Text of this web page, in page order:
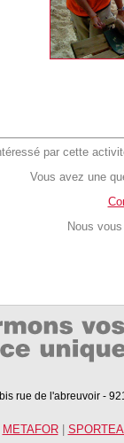
par cette
Vous avez une
Nous
rue de l'abreuvoir -
METAFOR|